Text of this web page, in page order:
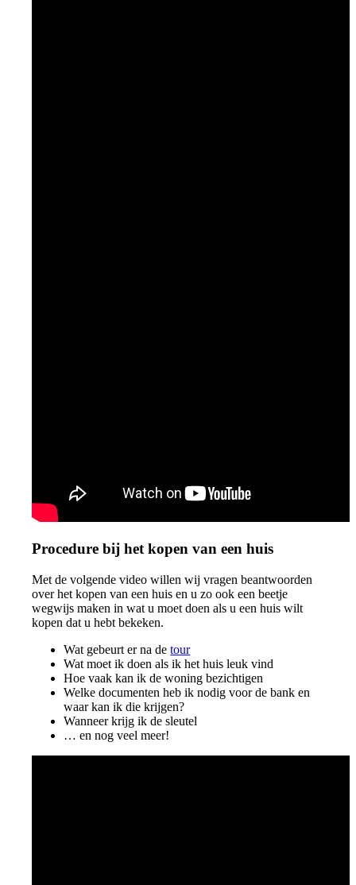
Procedure bij het kopen van een huis
Met de volgende video willen wij vragen beantwoorden
over het kopen van een huis en u zo ook een beetje
wegwijs maken in wat u moet doen als u een huis wilt
kopen dat u hebt bekeken.
Wat gebeurt er na detour
Wat moet ik doen als ik het huis leuk vind
Hoe vaak kan ik de woning bezichtigen
Welke documenten heb ik nodig voor de bank en
waar kan ik die krijgen?
Wanneer krijg ik de sleutel
… en nog veel meer!